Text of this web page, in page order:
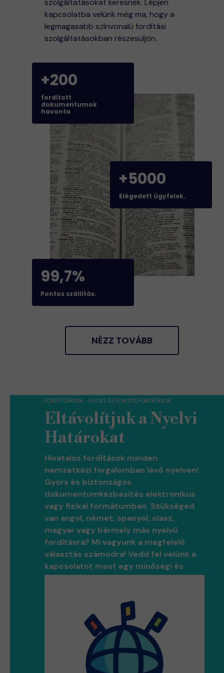
fordított
dokumentumok
havonta
+200
Pontos szállítás.
99,7%
Elégedett ügyfelek.
+5000
szolgáltatásokat keresnek. Lépjen
kapcsolatba velünk még ma, hogy a
legmagasabb színvonalú fordítási
szolgáltatásokban részesüljön.
NÉZZ TOVÁBB
Eltávolítjuk a Nyelvi
Határokat
Hivatalos fordítások minden
nemzetközi forgalomban lévő nyelven!
Gyors és biztonságos
dokumentumkézbesítés elektronikus
vagy fizikai formátumban. Szükséged
van angol, német, spanyol, olasz,
magyar vagy bármely más nyelvű
fordításra? Mi vagyunk a megfelelő
választás számodra! Vedd fel velünk a
kapcsolatot most egy minőségi és
professzionális fordításért!
FORDÍTÓIRODA - GYORS ÉS PONTOS FORDÍTÁSOK